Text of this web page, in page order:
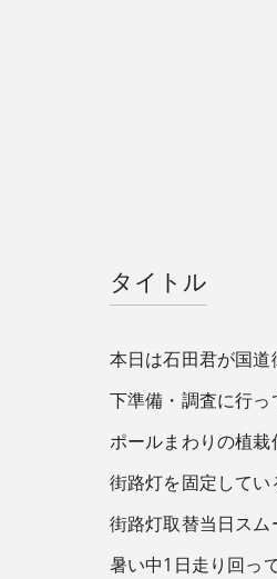
タイトル
本日は石田君が国
下準備・調査に行っ
ポールまわりの植栽
街路灯を固定して
街路灯取替当日ス
暑い中1日走り回っ